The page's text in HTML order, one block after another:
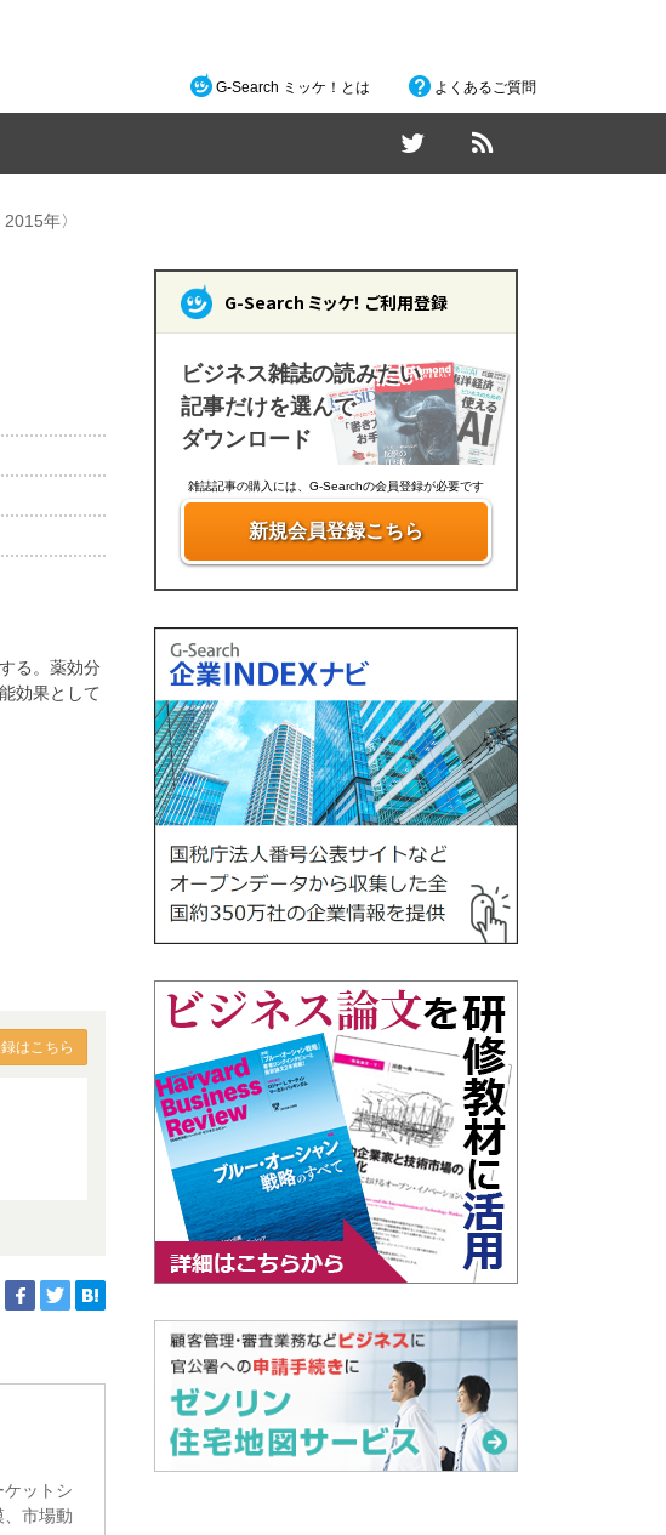
G-Search ミッケ！とは よくあるご質問
年〉
る。薬効分
効果として
はこちら
ットシ
市場動
G-Search ミッケ！ ご利用登録
ビジネス雑誌の読みたい
記事だけを選んで
ダウンロード
雑誌記事の購入には、G-Searchの会員登録が必要です
新規会員登録こちら